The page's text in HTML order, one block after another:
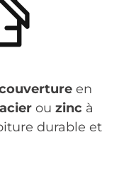
en
ouzinc à
durable et